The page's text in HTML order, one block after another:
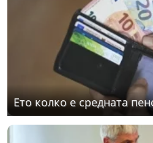
Ето колко е средната